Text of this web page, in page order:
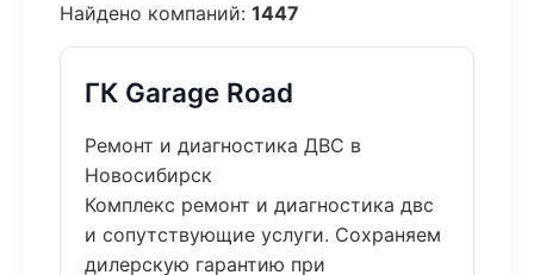
Найдено компаний: 1447
ГК Garage Road
Ремонт и диагностика ДВС в
Новосибирск
Комплекс ремонт и диагностика двс
и сопутствующие услуги. Сохраняем
дилерскую гарантию при